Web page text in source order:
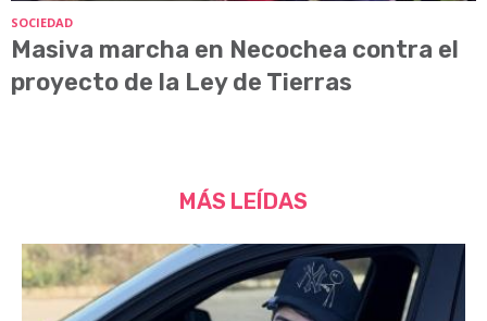
SOCIEDAD
Masiva marcha en Necochea contra el
proyecto de la Ley de Tierras
MÁS LEÍDAS